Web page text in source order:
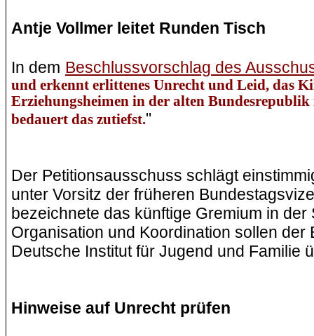
Antje Vollmer leitet Runden Tisch
In dem Beschlussvorschlag des
und erkennt erlittenes Unrecht und Leid, das
Erziehungsheimen in der alten
bedauert das zutiefst."
Der Petitionsausschuss schlägt
unter Vorsitz der früheren
bezeichnete das künftige Gremium in
Organisation und Koordination sollen
Deutsche Institut für Jugend und Familie
Hinweise auf Unrecht prüfen